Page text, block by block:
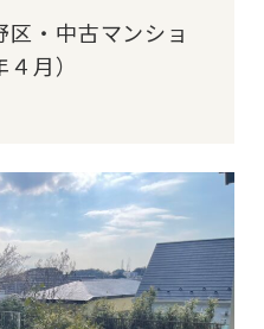
区・中古マンショ
年４月）